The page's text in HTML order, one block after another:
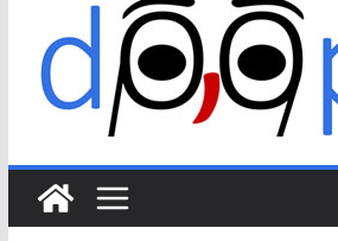
VALVE WORLD
Düsseldorf
ESSEN MOTOR
Essen